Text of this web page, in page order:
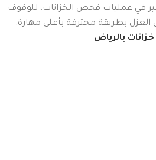
في عمليات فحص الخزانات، للوقوف
بطريقة محترفة بأعلى مهارة.
بالرياض